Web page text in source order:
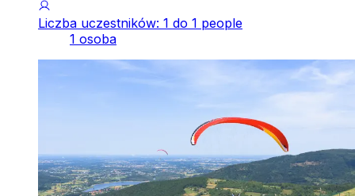
Liczba uczestników: 1 do 1 people
1 osoba